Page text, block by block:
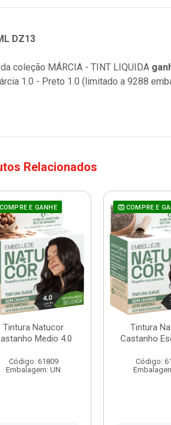
DZ13
coleção MÁRCIA - TINT LIQUIDA
1.0 - Preto 1.0 (limitado a 9288
Relacionados
E GANHE
Tintura Natucor
Medio 4.0
Código: 61809
Embalagem: UN
COMPRE E
Tintura
Castanho
Código: